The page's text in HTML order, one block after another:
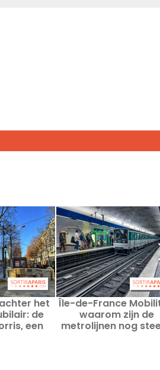
het
de
een
Île-de-France
waarom zijn de
metrolijnen nog